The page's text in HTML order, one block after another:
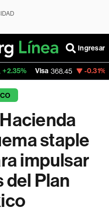
Ingresar
368.45 -0.31%
staple
impulsar
Plan